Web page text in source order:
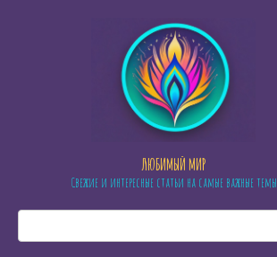
ЛЮБИМЫЙ МИР
Свежие и интересные статьи на самые важные темы